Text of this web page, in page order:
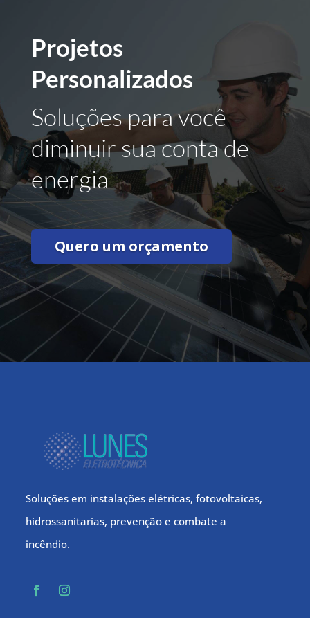
Projetos
Personalizados
Soluções para você
diminuir sua conta de
energia
Quero um orçamento
Soluções em instalações elétricas, fotovoltaicas,
hidrossanitarias, prevenção e combate a
incêndio.